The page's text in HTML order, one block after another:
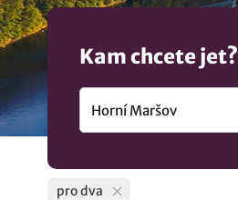
Kam chcete jet?
pro dva